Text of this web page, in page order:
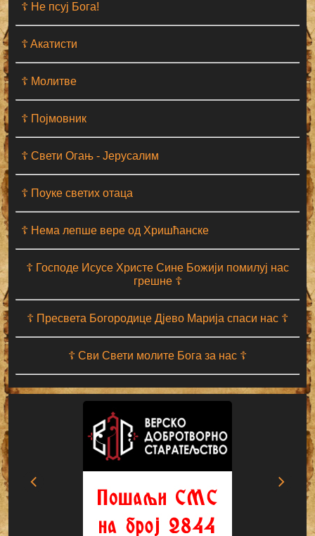
☦ Не псуј Бога!
☦ Aкатисти
☦ Молитве
☦ Појмовник
☦ Свети Огањ - Јерусалим
☦ Поуке светих отаца
☦ Нема лепше вере од Хришћанске
☦ Господе Исусе Христе Сине Божији помилуј нас
грешне ☦
☦ Пресвета Богородице Дјево Марија спаси нас ☦
☦ Сви Свети молите Бога за нас ☦